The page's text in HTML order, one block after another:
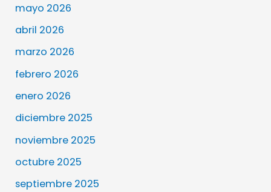
mayo 2026
abril 2026
marzo 2026
febrero 2026
enero 2026
diciembre 2025
noviembre 2025
octubre 2025
septiembre 2025